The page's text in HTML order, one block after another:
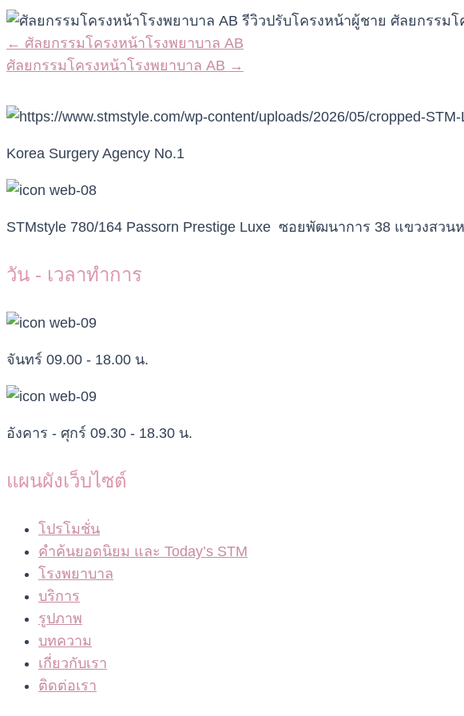
Posts
navigation
← ศัลยกรรมโครงหน้าโรงพยาบาล AB
ศัลยกรรมโครงหน้าโรงพยาบาล AB →
Korea Surgery Agency No.1
STMstyle 780/164 Passorn Prestige Luxe ซอยพัฒนาการ 38 แขวงสว
วัน - เวลาทำการ
จันทร์ 09.00 - 18.00 น.
อังคาร - ศุกร์ 09.30 - 18.30 น.
แผนผังเว็บไซต์
โปรโมชั่น
คำค้นยอดนิยม และ Today’s STM
โรงพยาบาล
บริการ
รูปภาพ
บทความ
เกี่ยวกับเรา
ติดต่อเรา